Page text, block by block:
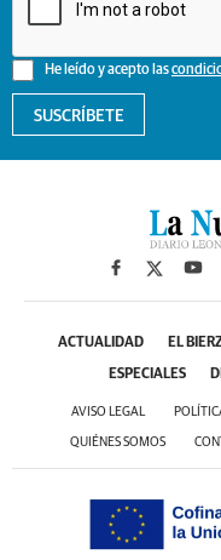
He leído y acepto las
SUSCRÍBETE
ACTUALIDAD EL
ESPECIALES
AVISO LEGAL
QUIÉNES SOMOS